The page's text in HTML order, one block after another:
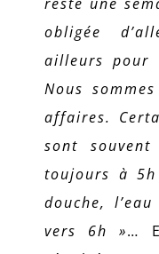
obligée
ailleurs pour
Nous
affaires.
sont
toujours à
douche,
vers 6h »…